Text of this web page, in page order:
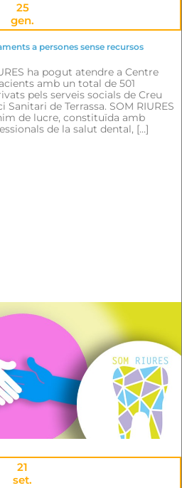
25
gen.
a persones sense recursos
ha pogut atendre a Centre
amb un total de 501
pels serveis socials de Creu
Sanitari de Terrassa. SOM RIURES
de lucre, constituïda amb
de la salut dental, […]
21
set.